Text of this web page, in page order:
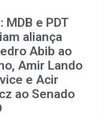
MDB e PDT
aliança
Abib ao
Amir Lando
e Acir
ao Senado